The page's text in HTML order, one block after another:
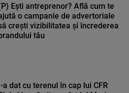
Ești antreprenor? Află cum te
o campanie de advertoriale
crești vizibilitatea și încrederea
tău
a dat cu terenul în cap lui CFR